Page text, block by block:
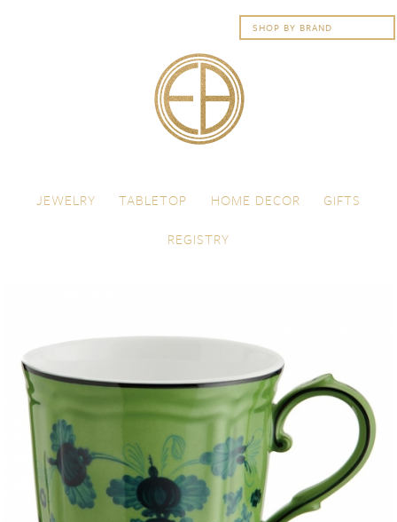
Menu
JEWELRY
TABLETOP HOME DECOR
GIFTS
REGISTRY